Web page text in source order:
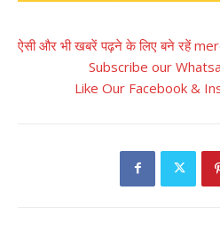
ऐसी और भी खबरें पढ़ने के लिए बने रहें
Subscribe our
Like Our Facebook &